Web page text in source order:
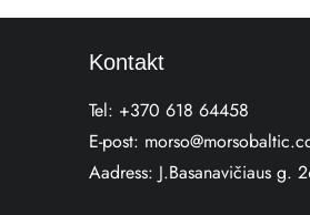
Kontakt
Tel: +370 618 64458
E-post:
Aadress: J.Basanavičiaus g.